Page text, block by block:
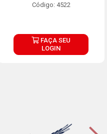
Código: 4522
FAÇA SEU
LOGIN